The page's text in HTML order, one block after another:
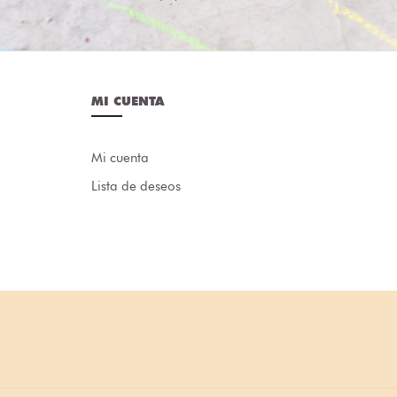
MI CUENTA
Mi cuenta
Lista de deseos